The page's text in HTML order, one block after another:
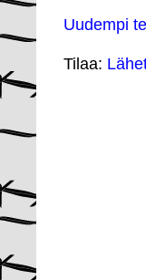
Uudempi
Tilaa: